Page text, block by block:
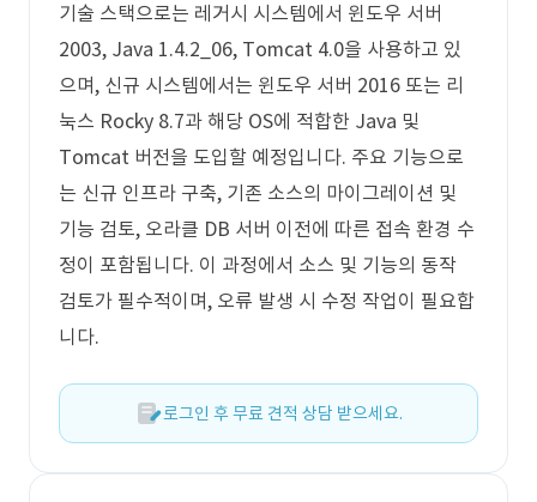
기술 스택으로는 레거시 시스템에서 윈도우 서버
2003, Java 1.4.2_06, Tomcat 4.0을 사용하고 있
으며, 신규 시스템에서는 윈도우 서버 2016 또는 리
눅스 Rocky 8.7과 해당 OS에 적합한 Java 및
Tomcat 버전을 도입할 예정입니다. 주요 기능으로
는 신규 인프라 구축, 기존 소스의 마이그레이션 및
기능 검토, 오라클 DB 서버 이전에 따른 접속 환경 수
정이 포함됩니다. 이 과정에서 소스 및 기능의 동작
검토가 필수적이며, 오류 발생 시 수정 작업이 필요합
니다.
로그인 후 무료 견적 상담 받으세요.